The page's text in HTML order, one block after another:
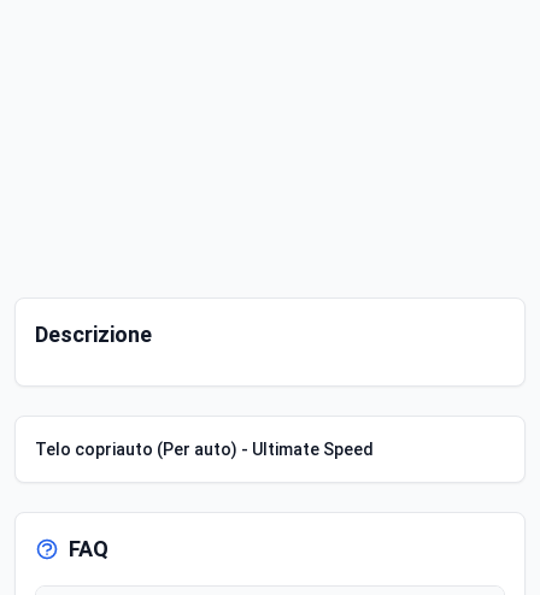
Descrizione
Telo copriauto (Per auto) - Ultimate Speed
FAQ